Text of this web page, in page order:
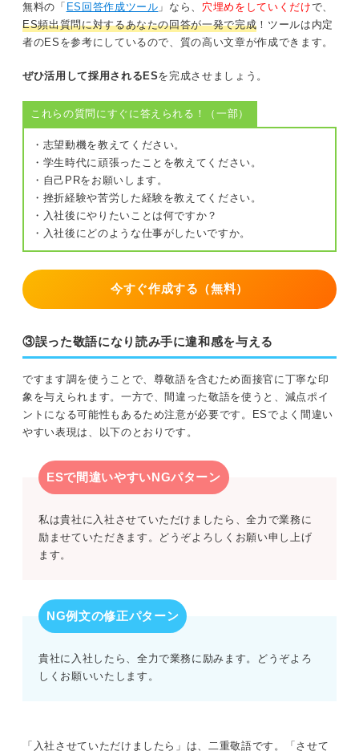
無料の「 ES回答作成ツール 」なら、 穴埋めをしていくだけで、
ES頻出質問に対するあなたの回答が一発で完成 ！ツールは内定
者のESを参考にしているので、質の高い文章が作成できます。
ぜひ活用して採用されるESを完成させましょう。
これらの質問にすぐに答えられる！（一部）
・志望動機を教えてください。
・学生時代に頑張ったことを教えてください。
・自己PRをお願いします。
・挫折経験や苦労した経験を教えてください。
・入社後にやりたいことは何ですか？
・入社後にどのような仕事がしたいですか。
今すぐ作成する（無料）
③誤った敬語になり読み手に違和感を与える
ですます調を使うことで、尊敬語を含むため面接官に丁寧な印
象を与えられます。一方で、間違った敬語を使うと、減点ポイ
ントになる可能性もあるため注意が必要です。ESでよく間違い
やすい表現は、以下のとおりです。
ESで間違いやすいNGパターン
私は貴社に入社させていただけましたら、全力で業務に
励ませていただきます。どうぞよろしくお願い申し上げ
ます。
NG例文の修正パターン
貴社に入社したら、全力で業務に励みます。どうぞよろ
しくお願いいたします。
「入社させていただけましたら」は、二重敬語です。「させて